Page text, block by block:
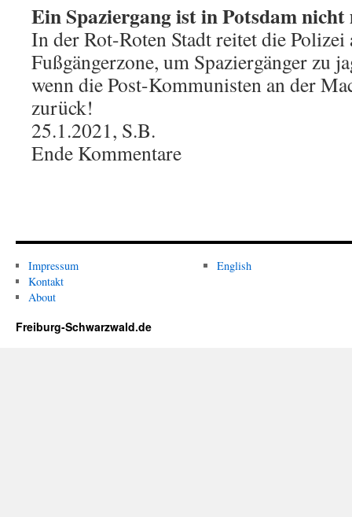
Ein Spaziergang ist in Potsdam
In der Rot-Roten Stadt reitet die
Fußgängerzone, um Spaziergänger zu
wenn die Post-Kommunisten an der
zurück!
25.1.2021, S.B.
Ende Kommentare
Impressum
Kontakt
About
English
Freiburg-Schwarzwald.de